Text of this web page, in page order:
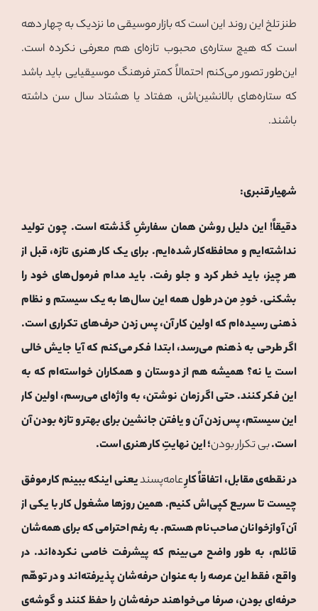
طنز تلخ این روند این است که بازار موسیقی ما نزدیک به چهار دهه
است که هیچ ستاره‌ی محبوب تازه‌ای هم معرفی نکرده است.
این‌طور تصور می‌کنم احتمالاً کمتر فرهنگ موسیقیایی باید باشد
که ستاره‌های بالانشین‌اش، هفتاد یا هشتاد سال سن داشته
باشند.
شهیار قنبری:
دقیقاً! این دلیل روشن همان سفارشِ گذشته است. چون تولید
نداشته‌ایم و محافظه‌کار شده‌ایم. برای یک کار هنری تازه، قبل از
هر چیز، باید خطر کرد و جلو رفت. باید مدام فرمول‌های خود را
بشکنی. خودِ من در طول همه این سال‌ها به یک سیستم و نظام
ذهنی رسیده‌ام که اولین کار آن، پس زدن حرف‌های تکراری است.
اگر طرحی به ذهنم می‌رسد، ابتدا فکر می‌کنم که آیا جایش خالی
است یا نه؟ همیشه هم از دوستان و همکاران خواسته‌ام که به
این فکر کنند. حتی اگر زمان نوشتن، به واژه‌ای می‌رسم، اولین کار
این سیستم، پس زدن آن و یافتن جانشین برای بهتر و تازه بودن آن
است.بی تکرار بودن؛ این نهایتِ کار هنری است.
در نقطه‌ی مقابل، اتفاقاً کارِعامه‌پسندیعنی اینکه ببینم کار موفق
چیست تا سریع کپی‌اش کنیم. همین روزها مشغول کار با یکی از
آن آوازخوانان صاحب‌نام هستم. به‌ رغم احترامی که برای همه‌شان
قائلم، به ‌طور واضح می‌بینم که پیشرفت خاصی نکرده‌اند. در
واقع، فقط این عرصه را به‌ عنوان حرفه‌شان پذیرفته‌اند و در توهّم
حرفه‌ای بودن، صرفا می‌خواهند حرفه‌شان را حفظ کنند و گوشه‌ی